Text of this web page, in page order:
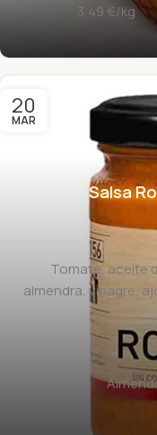
3,49 €/kg
20
MAR
Salsa
Tomate, aceite
almendra, vinagre,